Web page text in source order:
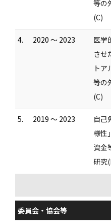
等の
(C)
4. 2020 ～ 2023
医学
させ
トア
等の
(C)
5. 2019 ～ 2023
自己
様性
資金
研究
委員会・協会等